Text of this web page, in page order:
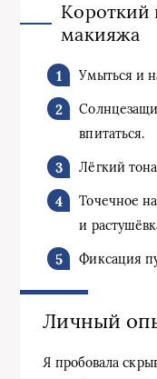
Короткий
макияжа
Умыться и
впитаться.
Лёгкий
Точечное
и
Фиксация
Личный
Я пробовала